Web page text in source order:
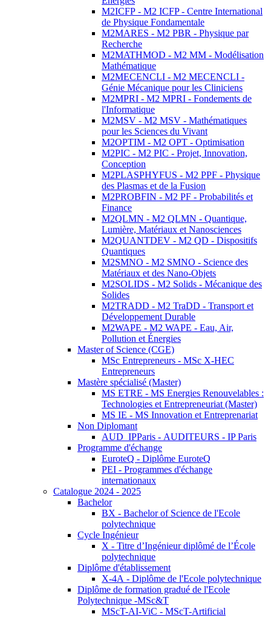
M2ICFP - M2 ICFP - Centre International
de Physique Fondamentale
M2MARES - M2 PBR - Physique par
Recherche
M2MATHMOD - M2 MM - Modélisation
Mathématique
M2MECENCLI - M2 MECENCLI -
Génie Mécanique pour les Cliniciens
M2MPRI - M2 MPRI - Fondements de
l'Informatique
M2MSV - M2 MSV - Mathématiques
pour les Sciences du Vivant
M2OPTIM - M2 OPT - Optimisation
M2PIC - M2 PIC - Projet, Innovation,
Conception
M2PLASPHYFUS - M2 PPF - Physique
des Plasmas et de la Fusion
M2PROBFIN - M2 PF - Probabilités et
Finance
M2QLMN - M2 QLMN - Quantique,
Lumière, Matériaux et Nanosciences
M2QUANTDEV - M2 QD - Dispositifs
Quantiques
M2SMNO - M2 SMNO - Science des
Matériaux et des Nano-Objets
M2SOLIDS - M2 Solids - Mécanique des
Solides
M2TRADD - M2 TraDD - Transport et
Développement Durable
M2WAPE - M2 WAPE - Eau, Air,
Pollution et Énergies
Master of Science (CGE)
MSc Entrepreneurs - MSc X-HEC
Entrepreneurs
Mastère spécialisé (Master)
MS ETRE - MS Energies Renouvelables :
Technologies et Entrepreneuriat (Master)
MS IE - MS Innovation et Entreprenariat
Non Diplomant
AUD_IPParis - AUDITEURS - IP Paris
Programme d'échange
EuroteQ - Diplôme EuroteQ
PEI - Programmes d'échange
internationaux
Catalogue 2024 - 2025
Bachelor
BX - Bachelor of Science de l'Ecole
polytechnique
Cycle Ingénieur
X - Titre d’Ingénieur diplômé de l’École
polytechnique
Diplôme d'établissement
X-4A - Diplôme de l'Ecole polytechnique
Diplôme de formation gradué de l'Ecole
Polytechnique -MSc&T
MScT-AI-ViC - MScT-Artificial